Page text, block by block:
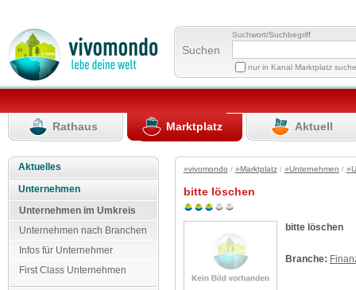
Suchen
Suchwort/Suchbegriff
nur in Kanal Marktplatz
Rathaus Marktplatz Aktuell
Aktuelles
Unternehmen
Unternehmen im Umkreis
Unternehmen nach Branchen
Infos für Unternehmer
First Class Unternehmen
»vivomondo / »Marktplatz/ »Unternehmen /
bitte löschen
bitte löschen
Branche: